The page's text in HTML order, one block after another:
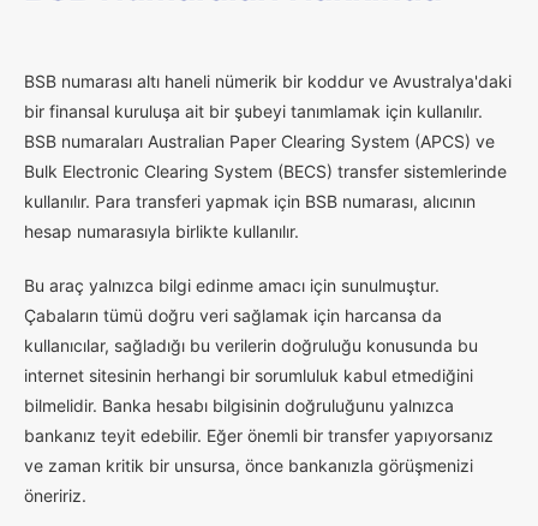
BSB numarası altı haneli nümerik bir koddur ve Avustralya'daki
bir finansal kuruluşa ait bir şubeyi tanımlamak için kullanılır.
BSB numaraları Australian Paper Clearing System (APCS) ve
Bulk Electronic Clearing System (BECS) transfer sistemlerinde
kullanılır. Para transferi yapmak için BSB numarası, alıcının
hesap numarasıyla birlikte kullanılır.
Bu araç yalnızca bilgi edinme amacı için sunulmuştur.
Çabaların tümü doğru veri sağlamak için harcansa da
kullanıcılar, sağladığı bu verilerin doğruluğu konusunda bu
internet sitesinin herhangi bir sorumluluk kabul etmediğini
bilmelidir. Banka hesabı bilgisinin doğruluğunu yalnızca
bankanız teyit edebilir. Eğer önemli bir transfer yapıyorsanız
ve zaman kritik bir unsursa, önce bankanızla görüşmenizi
öneririz.